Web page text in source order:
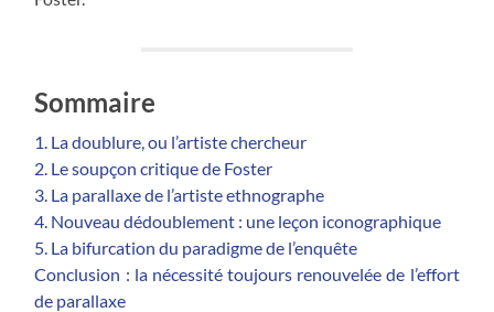
Sommaire
1. La doublure, ou l’artiste chercheur
2. Le soupçon critique de Foster
3. La parallaxe de l’artiste ethnographe
4. Nouveau dédoublement : une leçon iconographique
5. La bifurcation du paradigme de l’enquête
Conclusion : la nécessité toujours renouvelée de l’effort
de parallaxe